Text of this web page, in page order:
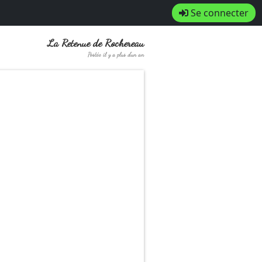
Se connecter
La Retenue de Rochereau
Postée il y a plus d'un an